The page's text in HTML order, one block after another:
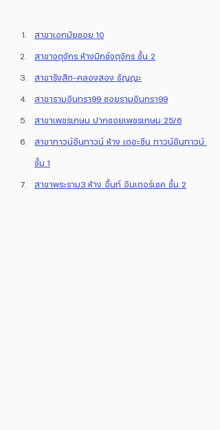
สาขาเอกมัยซอย 10
สาขาจตุจักร ห้างมิกซ์จตุจักร ชั้น 2
สาขารังสิต-คลองสอง ธัญญะ
สาขารามอินทรา99 ซอยรามอินทรา99
สาขาเพชรเกษม ปากซอยเพชรเกษม 25/6
สาขาทาวน์อินทาวน์ ห้าง เดอะซีน ทาวน์อินทาวน์
ชั้น 1
สาขาพระราม3 ห้าง อิ้นท์ อินเตอร์เซค ชั้น 2